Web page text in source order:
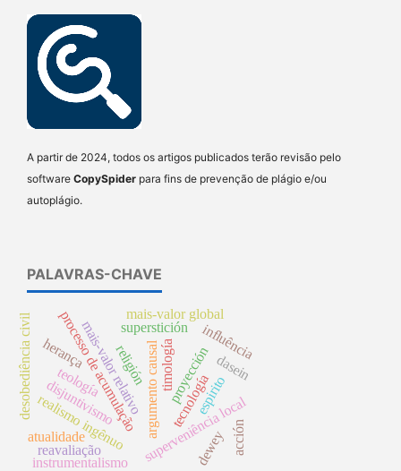
A partir de 2024, todos os artigos publicados terão revisão pelo
software CopySpider para fins de prevenção de plágio e/ou
autoplágio.
PALAVRAS-CHAVE
argumento causal
superstición
proyección
processo de acumulaçãomais-valor global
mais-valor relativo
superveniência local
disjuntivismo
religión
realismo ingênuo tecnología
instrumentalismo dewey
teología espirito
influência
desobediência civil dasein
herança
reavaliação
timología
acción
atualidade